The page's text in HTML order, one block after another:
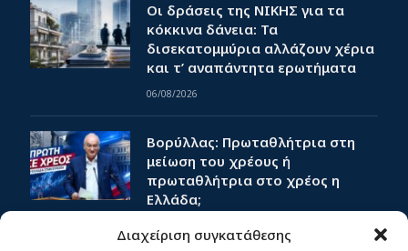
Διαχείριση συγκατάθεσης
Οι δράσεις της ΝΙΚΗΣ για τα
κόκκινα δάνεια: Τα
δισεκατομμύρια αλλάζουν χέρια
και τ’ αναπάντητα ερωτήματα
06/08/2026
Βορύλλας: Πρωταθλήτρια στη
μείωση του χρέους ή
πρωταθλήτρια στο χρέος η
Ελλάδα;